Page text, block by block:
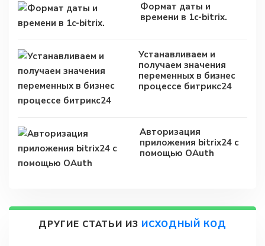
Формат даты и
времени в 1c-bitrix.
Устанавливаем и
получаем значения
переменных в бизнес
процессе битрикс24
Авторизация
приложения bitrix24 с
помощью OAuth
ДРУГИЕ СТАТЬИ ИЗ ИСХОДНЫЙ КОД